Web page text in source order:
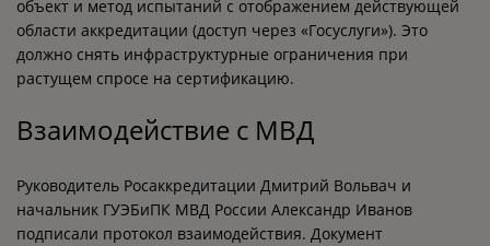
объект и метод испытаний с отображением действующей
области аккредитации (доступ через «Госуслуги»). Это
должно снять инфраструктурные ограничения при
растущем спросе на сертификацию.
Взаимодействие с МВД
Руководитель Росаккредитации Дмитрий Вольвач и
начальник ГУЭБиПК МВД России Александр Иванов
подписали протокол взаимодействия. Документ